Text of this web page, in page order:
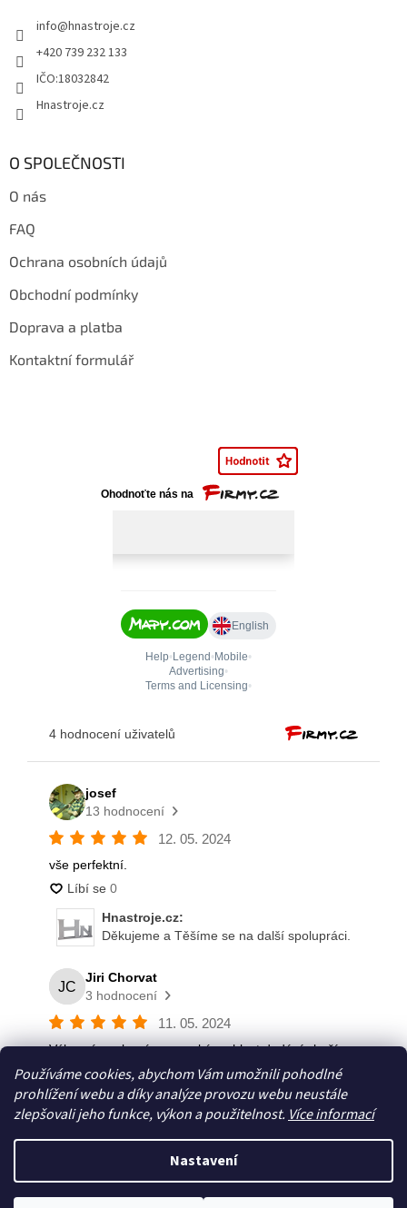
Používáme cookies, abychom Vám umožnili pohodlné
prohlížení webu a díky analýze provozu webu neustále
zlepšovali jeho funkce, výkon a použitelnost. Více informací
Nastavení
info@hnastroje.cz
+420 739 232 133
IČO:18032842
Hnastroje.cz
O SPOLEČNOSTI
O nás
FAQ
Ochrana osobních údajů
Obchodní podmínky
Doprava a platba
Kontaktní formulář
Vytvořil Shoptet